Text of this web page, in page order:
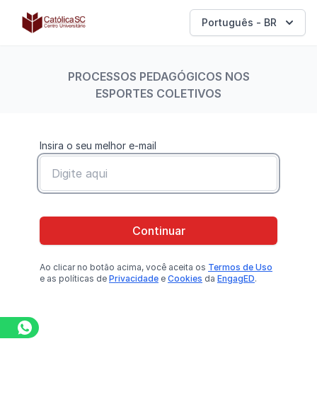
Católica SC | Experts Português - BR
PROCESSOS PEDAGÓGICOS NOS
ESPORTES COLETIVOS
Insira o seu melhor e-mail
Continuar
Ao clicar no botão acima, você aceita os Termos de Uso
e as políticas de Privacidade e Cookies da EngagED.